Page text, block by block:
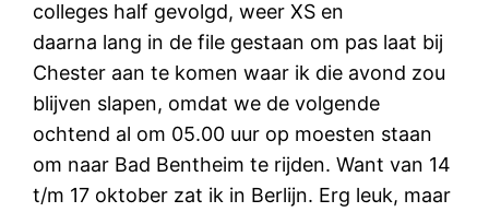
colleges half gevolgd, weer XS en
daarna lang in de file gestaan om pas laat bij
Chester aan te komen waar ik die avond zou
blijven slapen, omdat we de volgende
ochtend al om 05.00 uur op moesten staan
om naar Bad Bentheim te rijden. Want van 14
t/m 17 oktober zat ik in Berlijn. Erg leuk, maar